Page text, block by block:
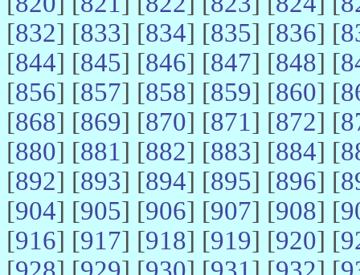
[832] [833] [834] [835] [836] [
[844] [845] [846] [847] [848] [
[856] [857] [858] [859] [860] [
[868] [869] [870] [871] [872] [
[880] [881] [882] [883] [884] [
[892] [893] [894] [895] [896] [
[904] [905] [906] [907] [908] [
[916] [917] [918] [919] [920] [